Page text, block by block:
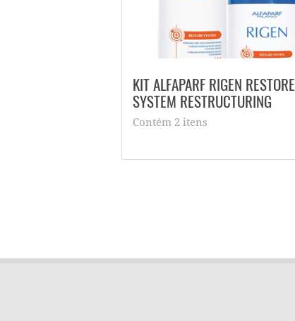
KIT ALFAPARF RIGEN RESTORE
SYSTEM RESTRUCTURING
Contém 2 itens